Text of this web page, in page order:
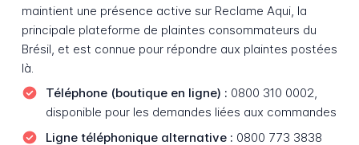
maintient une présence active sur Reclame Aqui, la
principale plateforme de plaintes consommateurs du
Brésil, et est connue pour répondre aux plaintes postées
là.
Téléphone (boutique en ligne) : 0800 310 0002,
disponible pour les demandes liées aux commandes
Ligne téléphonique alternative : 0800 773 3838